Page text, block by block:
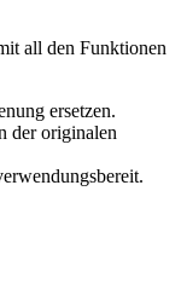
all den Funktionen
ersetzen.
der originalen